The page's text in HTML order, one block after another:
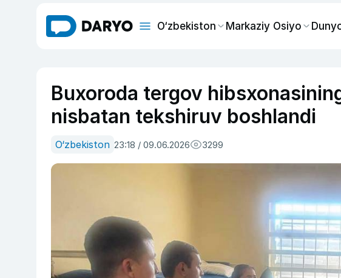
O‘zbekiston Markaziy Osiyo
Buxoroda tergov
nisbatan tekshiruv boshlandi
O‘zbekiston 23:18 / 09.06.2026 3299